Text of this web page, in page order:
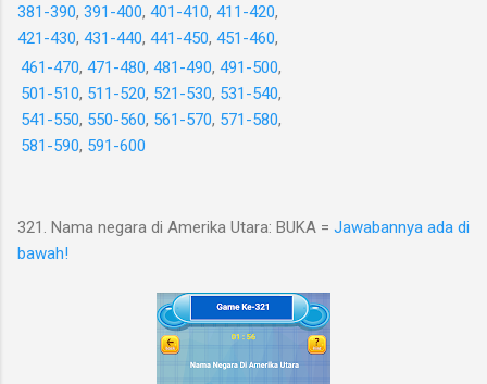
381-390, 391-400, 401-410, 411-420,
421-430, 431-440, 441-450, 451-460,
461-470, 471-480, 481-490, 491-500,
501-510, 511-520, 521-530, 531-540,
541-550, 550-560, 561-570, 571-580,
581-590, 591-600
321. Nama negara di Amerika Utara: BUKA = Jawabannya ada di
bawah!